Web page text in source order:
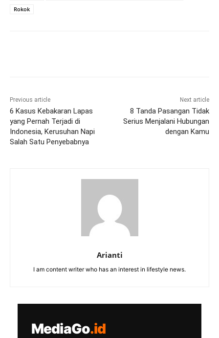
Rokok
Previous article
6 Kasus Kebakaran Lapas
yang Pernah Terjadi di
Indonesia, Kerusuhan Napi
Salah Satu Penyebabnya
Next article
8 Tanda Pasangan Tidak
Serius Menjalani Hubungan
dengan Kamu
Arianti
I am content writer who has an interest in lifestyle news.
MediaGo.id